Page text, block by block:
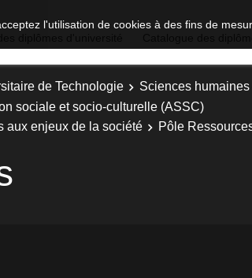
l'utilisation de cookies à des fins de
de Technologie Sciences
sociale et socio-culturelle (ASSC)
aux enjeux de la société
Pôle